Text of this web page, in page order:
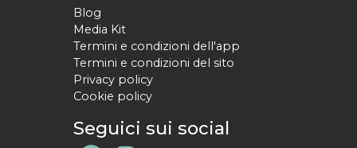
Blog
Media Kit
Termini e condizioni dell'app
Termini e condizioni del sito
Privacy policy
Cookie policy
Seguici sui social